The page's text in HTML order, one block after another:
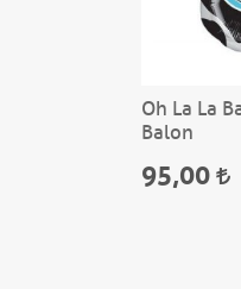
Oh La La
Balon
95,00